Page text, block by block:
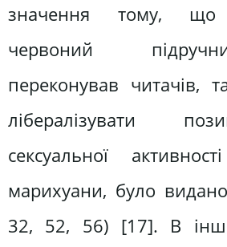
значення тому, що
червоний
переконував читачів,
лібералізувати
сексуальної
марихуани, було
32, 52, 56) [17]. В